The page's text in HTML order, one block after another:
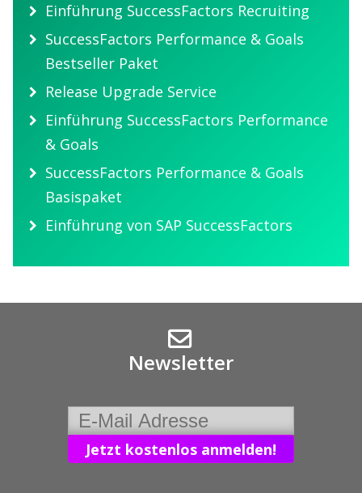
Einführung SuccessFactors Recruiting
SuccessFactors Performance & Goals
Bestseller Paket
Release Upgrade Service
Einführung SuccessFactors Performance
& Goals
SuccessFactors Performance & Goals
Basispaket
Einführung von SAP SuccessFactors
Newsletter